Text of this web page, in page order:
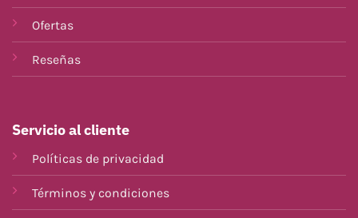
Ofertas
Reseñas
Servicio al cliente
Políticas de privacidad
Términos y condiciones